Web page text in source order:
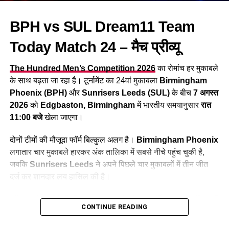
गई थी, जो रनों के लिहाज से टी20आई में भारत की सबसे करारी हार है।
अब सीरीज को जीवंत रखने के लिए भारत को हर हाल में यह मैच जीतना
होगा।
फैंटेसीक्रिकेटप्रेमियों के लिए यह मैच मोटी कमाई करने का एक बेहतरीन
मौका है। इस लेख में हम आपको पिच रिपोर्ट, संभावित प्लेइंग इलेवन,
खिलाड़ी के आंकड़े और बेस्टDream11 टीम के बारे में विस्तार से बताएंगे
ताकि आप ग्रैंड लीग (GL) और स्मॉल लीग (SL) में नंबर 1 रैंक हासिल कर
सकें।
ENG vs IND 4th T20I: मैच का विवरण
(Match Details)
जानकारी
इंग्लैंड बनाम भारत, चौथा टी20 (4th
BPH vs SUL Dream11 Team
Today Match 24 – मैच प्रीव्यू
The Hundred Men’s Competition 2026का रोमांच हर मुकाबले
के साथ बढ़ता जा रहा है। टूर्नामेंट का 24वां मुकाबला Birmingham
Phoenix (BPH)औरSunrisers Leeds (SUL)के बीच 7 अगस्त
2026को Edgbaston, Birminghamमें भारतीय समयानुसाररात
11:00 बजेखेला जाएगा।
दोनों टीमों की मौजूदा फॉर्म बिल्कुल अलग है।
Birmingham Phoenix
लगातार चार मुकाबले हारकर अंक तालिका में सबसे नीचे पहुंच चुकी है,
जबकि Sunrisers Leeds ने अपने पिछले चार मुकाबलों में तीन जीत
यदि आप बेस्ट फैंटेसी टीम बनाना चाहते हैं, तो यह आर्टिकल आपके लिए पूरी
जानकारी लेकर आया है। यहां आपको मैच डिटेल्स, संभावित प्लेइंग-11,
CONTINUE READING